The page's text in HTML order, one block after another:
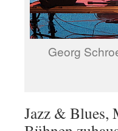
Georg
Jazz & Blues,